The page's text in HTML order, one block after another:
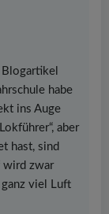
Blogartikel
habe
ins Auge
aber
hast, sind
wird zwar
viel Luft